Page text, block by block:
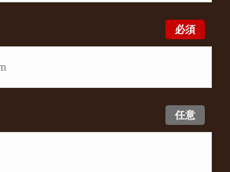
必須
任意